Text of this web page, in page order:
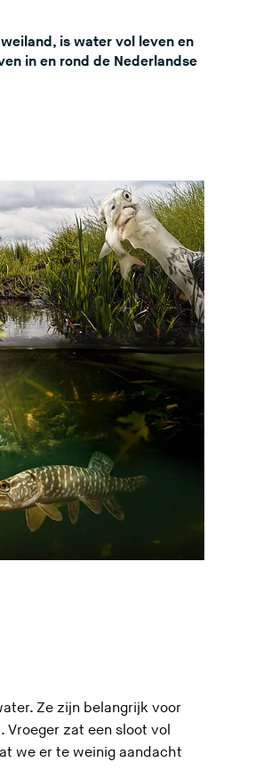
is water vol leven en
in en rond de Nederlandse
Ze zijn belangrijk voor
zat een sloot vol
we er te weinig aandacht